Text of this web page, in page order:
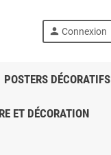
person Connexion
POSTERS DÉCORATIFS
ET DÉCORATION